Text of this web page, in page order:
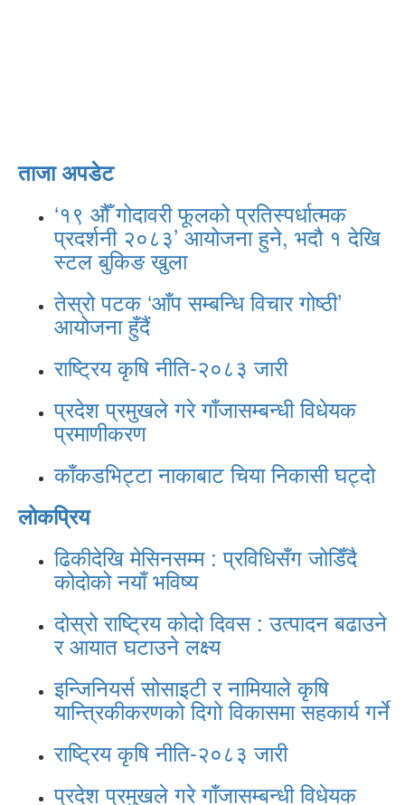
ताजा अपडेट
‘१९ औँ गोदावरी फूलको प्रतिस्पर्धात्मक
प्रदर्शनी २०८३’ आयोजना हुने, भदौ १ देखि
स्टल बुकिङ खुला
तेस्रो पटक ‘आँप सम्बन्धि विचार गोष्ठी’
आयोजना हुँदैं
राष्ट्रिय कृषि नीति-२०८३ जारी
प्रदेश प्रमुखले गरे गाँजासम्बन्धी विधेयक
प्रमाणीकरण
काँकडभिट्टा नाकाबाट चिया निकासी घट्दो
लोकप्रिय
ढिकीदेखि मेसिनसम्म : प्रविधिसँग जोडिँदै
कोदोको नयाँ भविष्य
दोस्रो राष्ट्रिय कोदो दिवस : उत्पादन बढाउने
र आयात घटाउने लक्ष्य
इन्जिनियर्स सोसाइटी र नामियाले कृषि
यान्त्रिकीकरणको दिगो विकासमा सहकार्य गर्ने
राष्ट्रिय कृषि नीति-२०८३ जारी
प्रदेश प्रमुखले गरे गाँजासम्बन्धी विधेयक